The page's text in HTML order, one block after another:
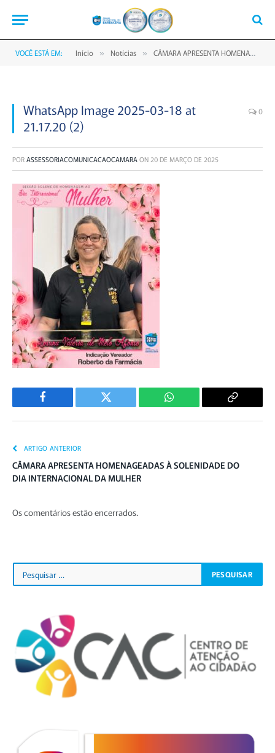
VOCÊ ESTÁ EM: Início » Notícias » CÂMARA APRESENTA HOMENAGEADAS À SOLENIDADE DO DIA INTERNACIONAL DA MULHER
WhatsApp Image 2025-03-18 at
21.17.20 (2)
0
PORASSESSORIACOMUNICACAOCAMARAON 20 DE MARÇO DE 2025
Facebook Twitter WhatsApp
Copiar
ARTIGO ANTERIOR
CÂMARA APRESENTA HOMENAGEADAS À SOLENIDADE DO
DIA INTERNACIONAL DA MULHER
Os comentários estão encerrados.